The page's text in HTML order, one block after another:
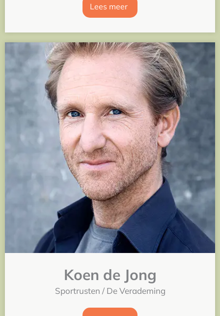
Lees meer
Koen de Jong
Sportrusten / De Verademing